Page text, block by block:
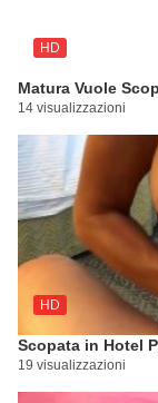
HD
Matura Vuole
14 visualizzazioni
HD
Scopata in Hotel
19 visualizzazioni